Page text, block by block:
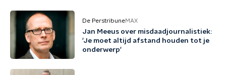
De PerstribuneMAX
Jan Meeus over misdaadjournalistiek:
'Je moet altijd afstand houden tot je
onderwerp'